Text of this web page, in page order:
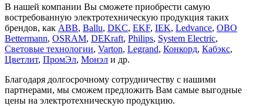
В нашей компании Вы сможете приобрести самую
востребованную электротехническую продукция таких
брендов, как ABB, Ballu, DKC, EKF, IEK, Ledvance, OBO
Bettermann, OSRAM, DEKraft, Philips, System Electric,
Световые технологии, Varton, Legrand, Конкорд, Кабэкс,
Цветлит, ПромЭл, Монэл и др.
Благодаря долгосрочному сотрудничеству с нашими
партнерами, мы сможем предложить Вам самые выгодные
цены на электротехническую продукцию.